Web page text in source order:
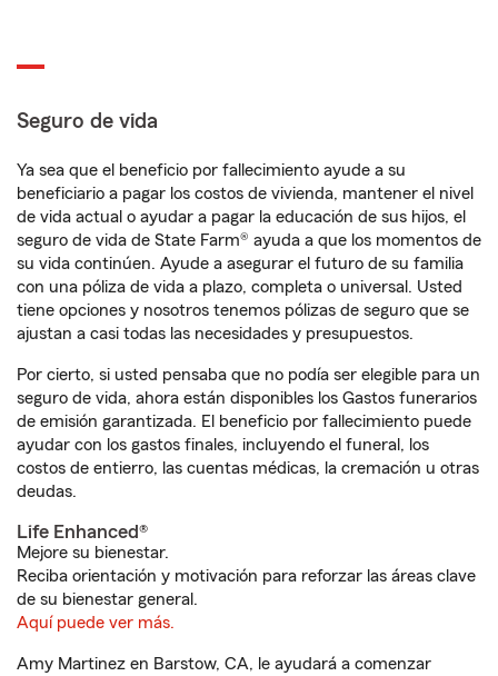
Seguro de vida
Ya sea que el beneficio por fallecimiento ayude a su
beneficiario a pagar los costos de vivienda, mantener el nivel
de vida actual o ayudar a pagar la educación de sus hijos, el
seguro de vida de State Farm® ayuda a que los momentos de
su vida continúen. Ayude a asegurar el futuro de su familia
con una póliza de vida a plazo, completa o universal. Usted
tiene opciones y nosotros tenemos pólizas de seguro que se
ajustan a casi todas las necesidades y presupuestos.
Por cierto, si usted pensaba que no podía ser elegible para un
seguro de vida, ahora están disponibles los Gastos funerarios
de emisión garantizada. El beneficio por fallecimiento puede
ayudar con los gastos finales, incluyendo el funeral, los
costos de entierro, las cuentas médicas, la cremación u otras
deudas.
Life Enhanced®
Mejore su bienestar.
Reciba orientación y motivación para reforzar las áreas clave
de su bienestar general.
Aquí puede ver más.
Amy Martinez en Barstow, CA, le ayudará a comenzar